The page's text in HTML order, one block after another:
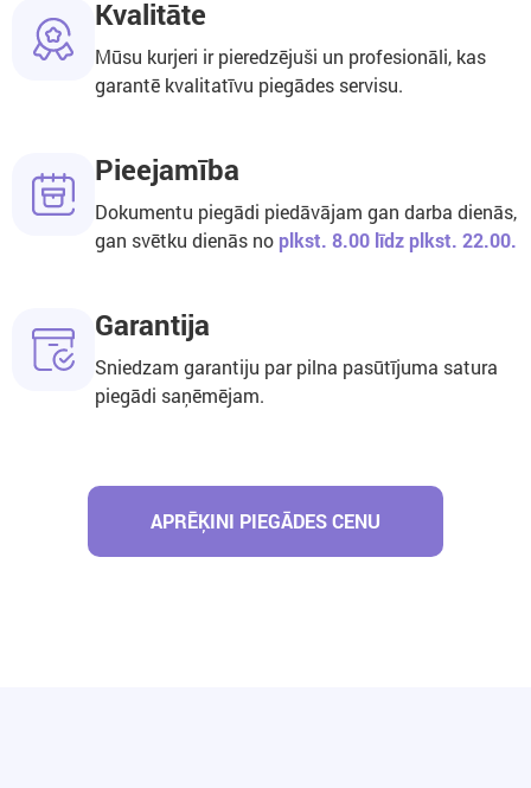
Kvalitāte
Mūsu kurjeri ir pieredzējuši un profesionāli, kas
garantē kvalitatīvu piegādes servisu.
Pieejamība
Dokumentu piegādi piedāvājam gan darba dienās,
gan svētku dienās no plkst. 8.00 līdz plkst. 22.00.
Garantija
Sniedzam garantiju par pilna pasūtījuma satura
piegādi saņēmējam.
APRĒĶINI PIEGĀDES CENU